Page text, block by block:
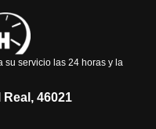
su servicio las 24 horas y la
46021